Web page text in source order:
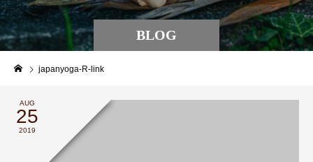
BLOG
japanyoga-R-link
AUG
25
2019